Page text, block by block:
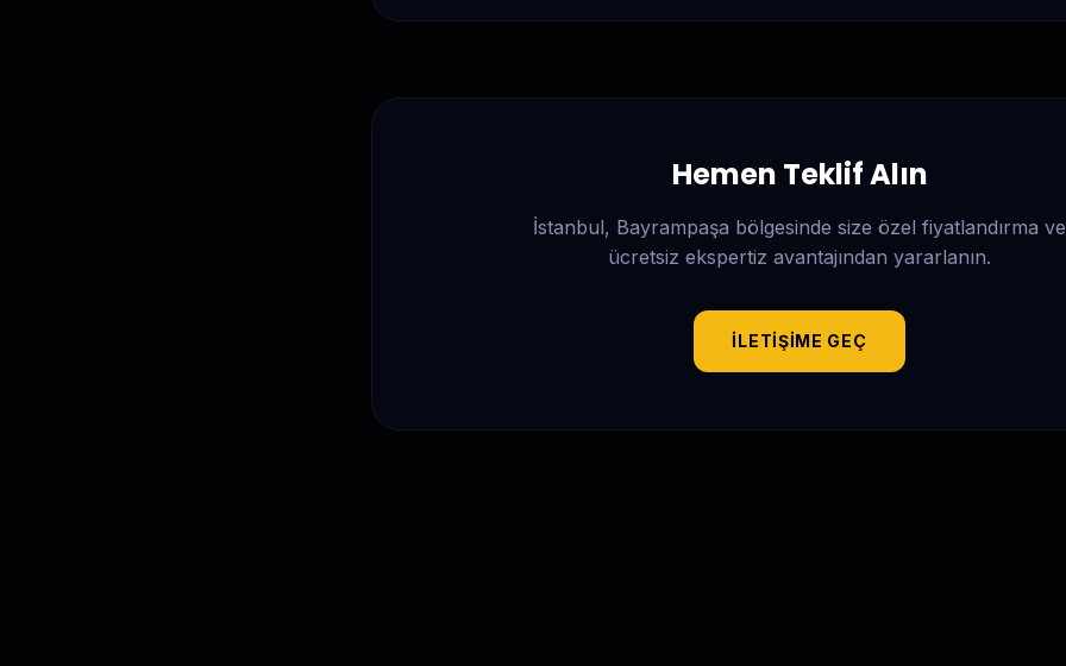
Hemen Teklif Alın
İstanbul, Bayrampaşa bölgesinde size özel fiyatlandırma ve
ücretsiz ekspertiz avantajından yararlanın.
İLETIŞIME GEÇ